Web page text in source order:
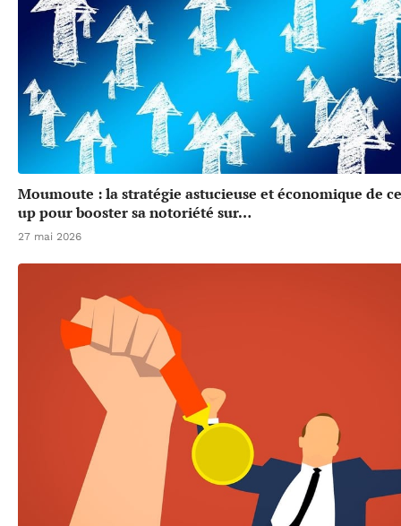
Moumoute : la stratégie astucieuse et économique de
up pour booster sa notoriété sur…
27 mai 2026